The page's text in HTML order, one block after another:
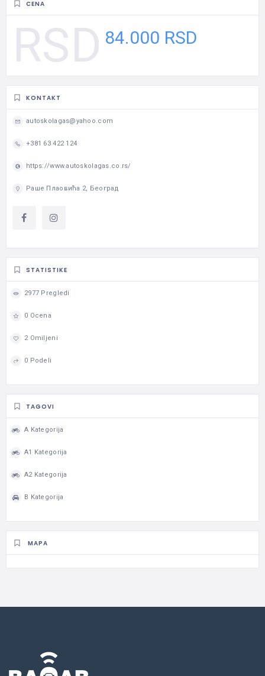
CENA
84.000 RSD
KONTAKT
autoskolagas@yahoo.com
+381 63 422 124
https://www.autoskolagas.co.rs/
Раше Плаовића 2, Београд
STATISTIKE
2977 Pregledi
0 Ocena
2 Omiljeni
0 Podeli
TAGOVI
A Kategorija
A1 Kategorija
A2 Kategorija
B Kategorija
MAPA